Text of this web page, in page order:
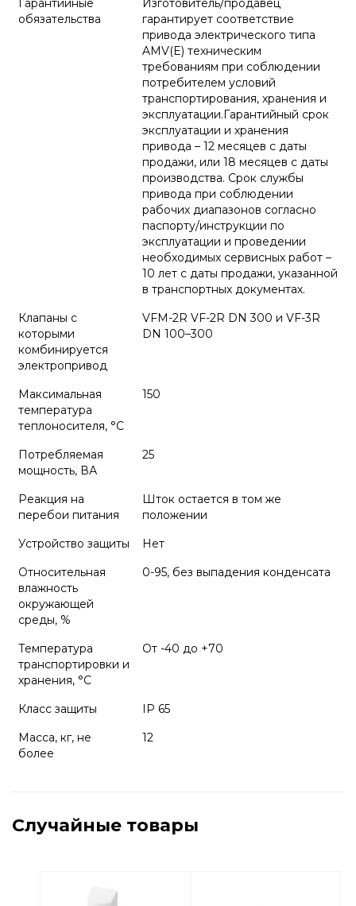
Гарантийные
обязательства
Изготовитель/продавец
гарантирует соответствие
привода электрического типа
AMV(E) техническим
требованиям при соблюдении
потребителем условий
транспортирования, хранения и
эксплуатации.Гарантийный срок
эксплуатации и хранения
привода – 12 месяцев с даты
продажи, или 18 месяцев с даты
производства. Срок службы
привода при соблюдении
рабочих диапазонов согласно
паспорту/инструкции по
эксплуатации и проведении
необходимых сервисных работ –
10 лет с даты продажи, указанной
в транспортных документах.
Клапаны с
которыми
комбинируется
электропривод
VFM-2R VF-2R DN 300 и VF-3R
DN 100–300
Максимальная
температура
теплоносителя, °C
150
Потребляемая
мощность, ВА
25
Реакция на
перебои питания
Шток остается в том же
положении
Устройство защиты
Нет
Относительная
влажность
окружающей
среды, %
0-95, без выпадения конденсата
Температура
транспортировки и
хранения, °С
От -40 до +70
Класс защиты
IP 65
Масса, кг, не
более
12
Случайные товары